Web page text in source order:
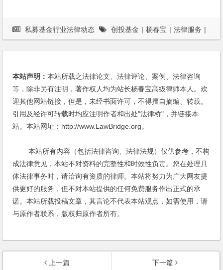
私募基金行业法律动态 创投基金 | 杨春宝 | 法律服务 |
本站声明：本站所载之法律论文、法律评论、案例、法律咨询
等，除非另有注明，著作权人均为站长杨春宝高级律师本人。欢
迎其他网站链接，但是，未经书面许可，不得擅自摘编、转载。
引用及经许可转载时均应注明作者和出处"法律桥"，并链接本
站。本站网址：http://www.LawBridge.org。
本站所有内容（包括法律咨询、法律法规）仅供参考，不构
成法律意见，本站不对资料的完整性和时效性负责。您在处理具
体法律事务时，请洽询有资质的律师。本站将努力为广大网友提
供更好的服务，但不对本站提供的任何免费服务作出正式的承
诺。本站所载投稿文章，其言论不代表本站观点，如需使用，请
与原作者联系，版权归原作者所有。
上一篇
下一篇